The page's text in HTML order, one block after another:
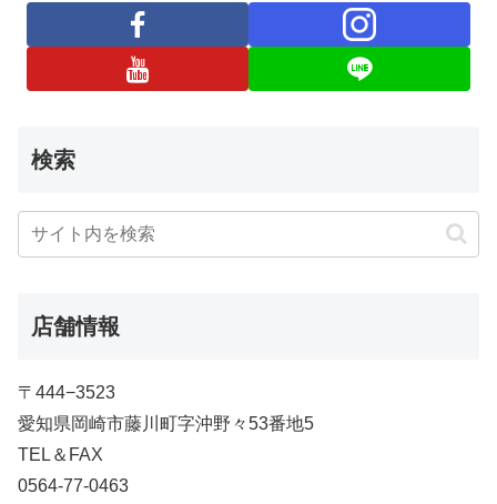
検索
店舗情報
〒444−3523
愛知県岡崎市藤川町字沖野々53番地5
TEL＆FAX
0564-77-0463